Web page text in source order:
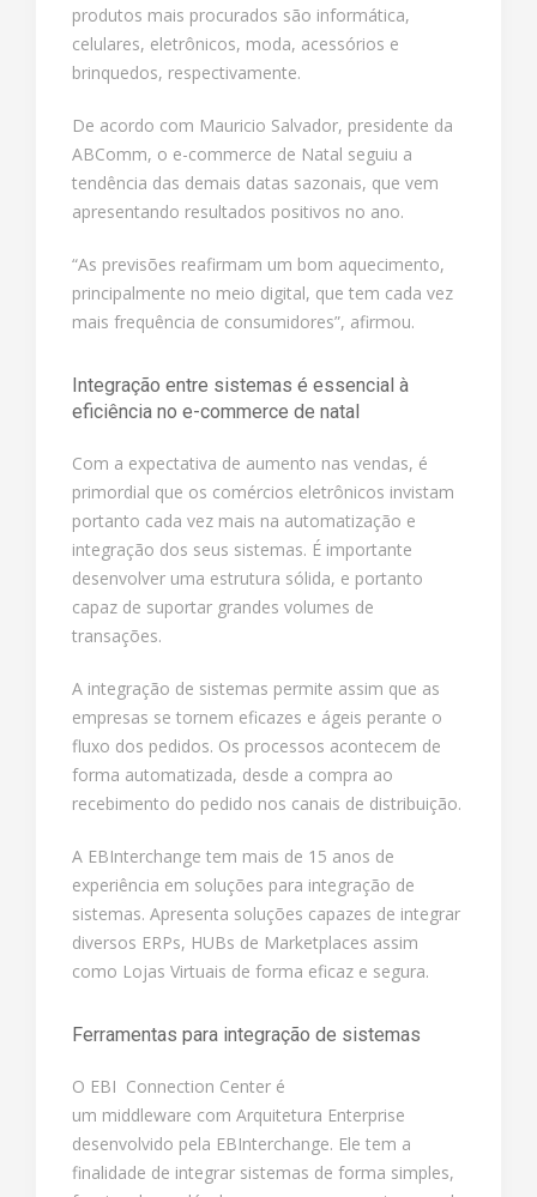
produtos mais procurados são informática,
celulares, eletrônicos, moda, acessórios e
brinquedos, respectivamente.
De acordo com Mauricio Salvador, presidente da
ABComm, o e-commerce de Natal seguiu a
tendência das demais datas sazonais, que vem
apresentando resultados positivos no ano.
“As previsões reafirmam um bom aquecimento,
principalmente no meio digital, que tem cada vez
mais frequência de consumidores”, afirmou.
Integração entre sistemas é essencial à
eficiência no e-commerce de natal
Com a expectativa de aumento nas vendas, é
primordial que os comércios eletrônicos invistam
portanto cada vez mais na automatização e
integração dos seus sistemas. É importante
desenvolver uma estrutura sólida, e portanto
capaz de suportar grandes volumes de
transações.
A integração de sistemas permite assim que as
empresas se tornem eficazes e ágeis perante o
fluxo dos pedidos. Os processos acontecem de
forma automatizada, desde a compra ao
recebimento do pedido nos canais de distribuição.
A EBInterchange tem mais de 15 anos de
experiência em soluções para integração de
sistemas. Apresenta soluções capazes de integrar
diversos ERPs, HUBs de Marketplaces assim
como Lojas Virtuais de forma eficaz e segura.
Ferramentas para integração de sistemas
O EBI Connection Center é
um middleware com Arquitetura Enterprise
desenvolvido pela EBInterchange. Ele tem a
finalidade de integrar sistemas de forma simples,